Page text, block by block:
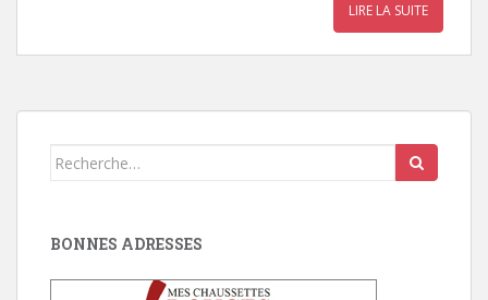
LIRE LA SUITE
Search
BONNES ADRESSES